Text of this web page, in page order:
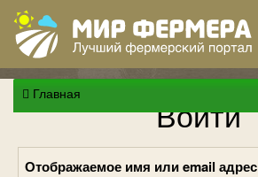
Главная Войти
Отображаемое имя или email адрес